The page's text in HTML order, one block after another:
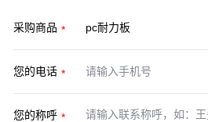
采购商品
您的电话
您的称呼